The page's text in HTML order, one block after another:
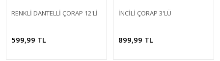
RENKLİ DANTELLİ ÇORAP 12'Lİ
599,99 TL
İNCİLİ ÇORAP 3'LÜ
899,99 TL